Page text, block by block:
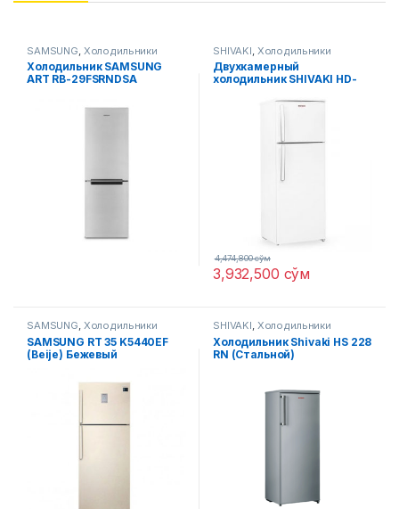
SAMSUNG Холодильники
Холодильник SAMSUNG
ART RB-29FSRNDSA
SHIVAKI Холодильники
Двухкамерный
холодильник SHIVAKI HD-
3,932,500 сўм
4,474,800сўм
SAMSUNG, Холодильники
SAMSUNG RT 35 K5440EF
(Beije) Бежевый
SHIVAKI, Холодильники
Холодильник Shivaki HS 228
RN (Стальной)